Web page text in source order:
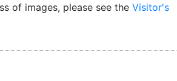
of images, please see the Visitor's